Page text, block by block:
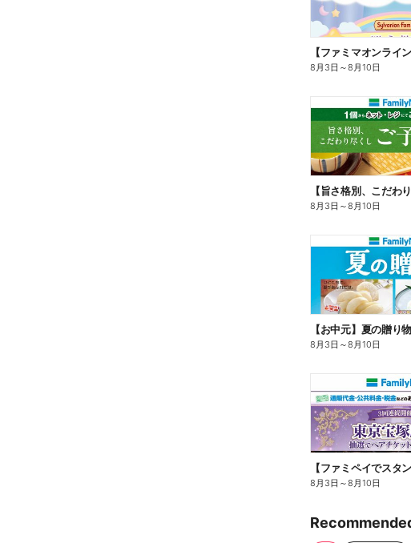
8月3日 ～8月10日
8月3日 ～8月10日
【お中元】夏の贈り
8月3日 ～8月10日
8月3日 ～8月10日